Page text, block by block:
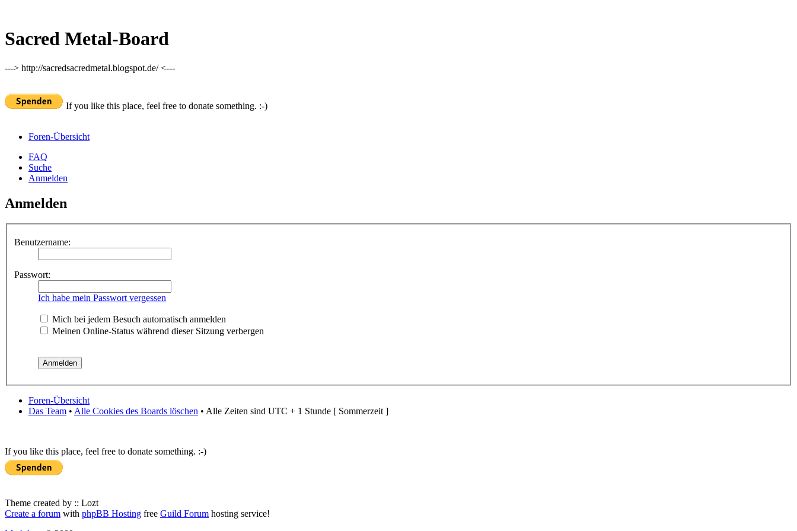
Sacred Metal-Board
---> http://sacredsacredmetal.blogspot.de/ <---
If you like this place, feel free to donate something. :-)
Foren-Übersicht
FAQ
Suche
Anmelden
Anmelden
Benutzername:
Passwort:
Ich habe mein Passwort vergessen
Mich bei jedem Besuch automatisch anmelden
Meinen Online-Status während dieser Sitzung verbergen
Foren-Übersicht
Das Team • Alle Cookies des Boards löschen • Alle Zeiten sind UTC + 1 Stunde [ Sommerzeit ]
If you like this place, feel free to donate something. :-)
Theme created by :: Lozt
Create a forum with phpBB Hosting free Guild Forum hosting service!